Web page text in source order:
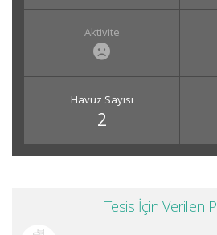
Aktivite
Havuz Sayısı
2
Tesis İçin Verilen